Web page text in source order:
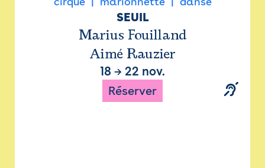
SEUIL
Marius Fouilland
Aimé Rauzier
18 → 22 nov.
Réserver